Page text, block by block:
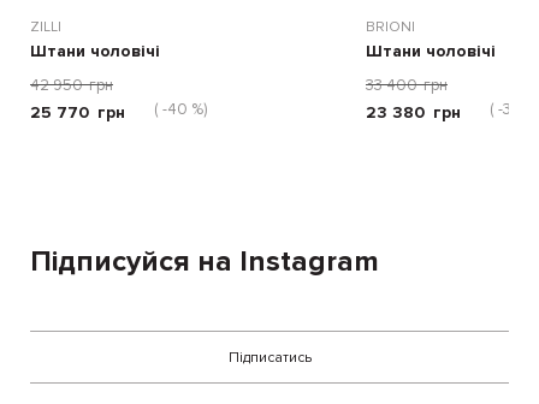
ZILLI
Штани чоловічі
42 950 грн
25 770 грн ( -40 %)
BRIONI
Штани чоловічі
33 400 грн
23 380 грн ( -30
Підписуйся на Instagram
Підписатись